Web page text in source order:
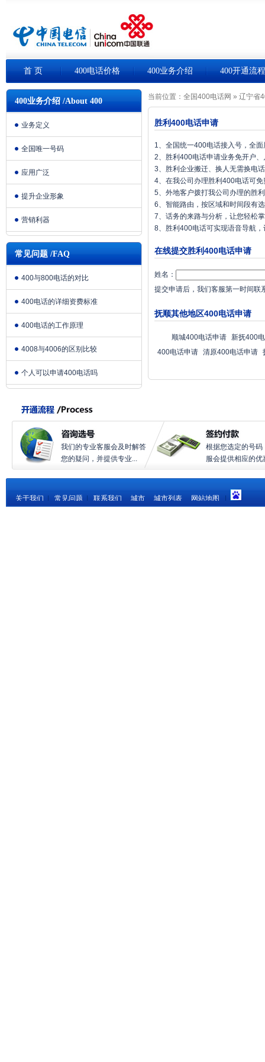
首 页 400电话价格 400业务介绍 400开通流程
400业务介绍 /About 400
业务定义
全国唯一号码
应用广泛
提升企业形象
营销利器
常见问题 /FAQ
400与800电话的对比
400电话的详细资费标准
400电话的工作原理
4008与4006的区别比较
个人可以申请400电话吗
当前位置： 全国400电话网 » 辽宁省
胜利400电话申请
1、全国统一400电话接入号，全
2、胜利400电话申请业务免开户
3、胜利企业搬迁、换人无需换电
4、在我公司办理胜利400电话可
5、外地客户拨打我公司办理的胜
6、智能路由，按区域和时间段有
7、话务的来路与分析，让您轻松
8、胜利400电话可实现语音导航
在线提交胜利400电话申请
姓名：
提交申请后，我们客服第一时间联
抚顺其他地区400电话申请
顺城400电话申请 新抚400
400电话申请 清原400电话申请
我们的专业客服会及时解答
您的疑问，并提供专业...
根据您选定的号码
服会提供相应的优
关于我们 常见问题 联系我们 城市 城市列表 网站地图